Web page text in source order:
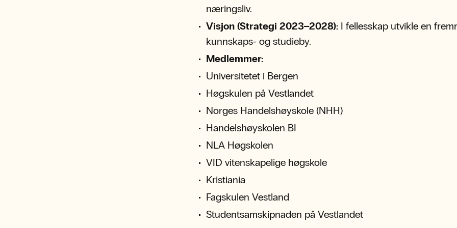
næringsliv.
Visjon (Strategi 2023–2028): I fellesskap utvikle en
kunnskaps- og studieby.
Medlemmer:
Universitetet i Bergen
Høgskulen på Vestlandet
Norges Handelshøyskole (NHH)
Handelshøyskolen BI
NLA Høgskolen
VID vitenskapelige høgskole
Kristiania
Fagskulen Vestland
Studentsamskipnaden på Vestlandet